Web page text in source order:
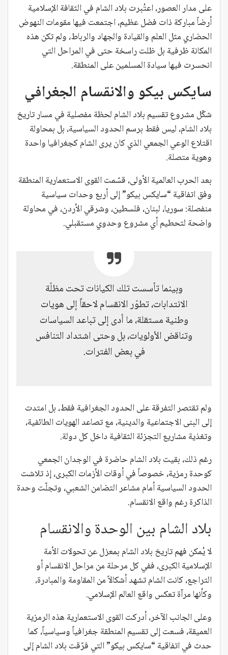
على مدار العصور، اعتُبرت بلاد الشام في الثقافة الإسلامية
أرضاً مباركة ذات فضل عظيم، اجتمعت فيها مقومات النهوض
الحضاري مثل العلم والقيادة والجهاد والرباط، ولم تكن هذه
المكانة ظرفية بل ظلت راسخة حتى في المراحل التي
انحسرت فيها سيادة المسلمين على المنطقة.
سايكس بيكو والانقسام الجغرافي
شكّل مشروع تقسيم بلاد الشام لحظة مفصلية في مسار تاريخ
بلاد الشام، ليس فقط برسم الحدود السياسية، بل بمحاولة
اقتلاع الوعي الجمعي الذي كان يرى الشام كجغرافيا واحدة
وهوية متصلة.
بعد الحرب العالمية الأولى، قسّمت القوى الاستعمارية المنطقة
وفق اتفاقية “سايكس بيكو” إلى أربع وحدات سياسية
منفصلة: سوريا، لبنان، فلسطين، وشرقي الأردن، في محاولة
واضحة لتحطيم أي مشروع وحدوي مستقبلي.
وبينما تأسست تلك الكيانات تحت مظلّة
الانتدابات، تطوّر الانقسام لاحقاً إلى هويات
وطنية مستقلة، ما أدى إلى تباعد السياسات
وتناقض الأولويات، بل وحتى اشتداد التنافس
في بعض الفترات.
ولم تقتصر التفرقة على الحدود الجغرافية فقط، بل امتدت
إلى البنى الاجتماعية والدينية، مع تصاعد الهويات الطائفية،
وتغذية مشاريع التجزئة الثقافية داخل كل دولة.
رغم ذلك، بقيت بلاد الشام حاضرة في الوجدان الجمعي
كوحدة رمزية، خصوصاً في أوقات الأزمات الكبرى، إذ تلاشت
الحدود السياسية أمام مشاعر التضامن الشعبي، وتجلّت وحدة
الذاكرة رغم واقع الانقسام.
بلاد الشام بين الوحدة والانقسام
لا يُمكن فهم تاريخ بلاد الشام بمعزل عن تحولات الأمة
الإسلامية الكبرى، ففي كل مرحلة من مراحل الانقسام أو
التراجع، كانت الشام تشهد أشكالاً من المقاومة والمبادرة،
وكأنها مرآة تعكس واقع العالم الإسلامي.
وعلى الجانب الآخر، أدركت القوى الاستعمارية هذه الرمزية
العميقة، فسعت إلى تقسيم المنطقة جغرافياً وسياسياً، كما
حدث في اتفاقية “سايكس بيكو” التي فرّقت بلاد الشام إلى